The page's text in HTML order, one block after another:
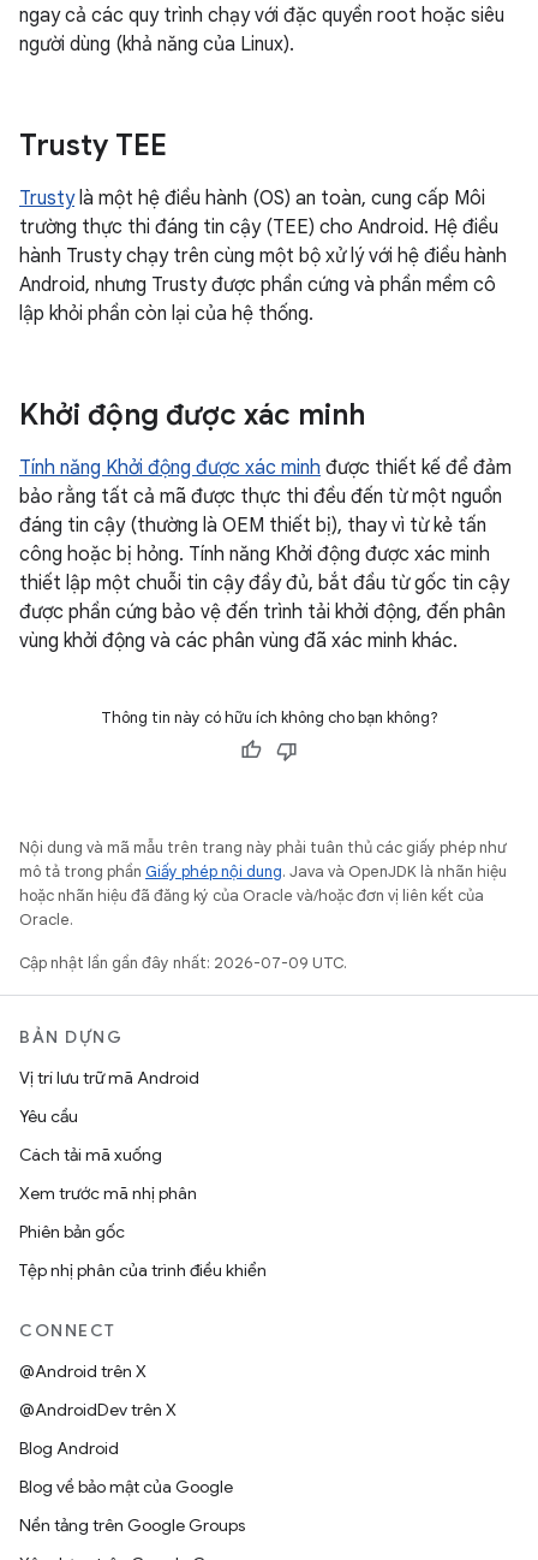
ngay cả các quy trình chạy với đặc quyền root hoặc siêu
người dùng (khả năng của Linux).
Trusty TEE
Trustylà một hệ điều hành (OS) an toàn, cung cấp Môi
trường thực thi đáng tin cậy (TEE) cho Android. Hệ điều
hành Trusty chạy trên cùng một bộ xử lý với hệ điều hành
Android, nhưng Trusty được phần cứng và phần mềm cô
lập khỏi phần còn lại của hệ thống.
Khởi động được xác minh
Tính năng Khởi động được xác minh được thiết kế để đảm
bảo rằng tất cả mã được thực thi đều đến từ một nguồn
đáng tin cậy (thường là OEM thiết bị), thay vì từ kẻ tấn
công hoặc bị hỏng. Tính năng Khởi động được xác minh
thiết lập một chuỗi tin cậy đầy đủ, bắt đầu từ gốc tin cậy
được phần cứng bảo vệ đến trình tải khởi động, đến phân
vùng khởi động và các phân vùng đã xác minh khác.
Thông tin này có hữu ích không cho bạn không?
Nội dung và mã mẫu trên trang này phải tuân thủ các giấy phép như
mô tả trong phần Giấy phép nội dung. Java và OpenJDK là nhãn hiệu
hoặc nhãn hiệu đã đăng ký của Oracle và/hoặc đơn vị liên kết của
Oracle.
Cập nhật lần gần đây nhất: 2026-07-09 UTC.
BẢN DỰNG
Vị trí lưu trữ mã Android
Yêu cầu
Cách tải mã xuống
Xem trước mã nhị phân
Phiên bản gốc
Tệp nhị phân của trình điều khiển
CONNECT
@Android trên X
@AndroidDev trên X
Blog Android
Blog về bảo mật của Google
Nền tảng trên Google Groups